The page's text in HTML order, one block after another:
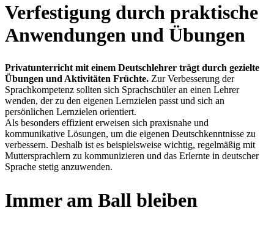
Verfestigung durch praktische
Anwendungen und Übungen
Privatunterricht mit einem Deutschlehrer trägt durch gezielte
Übungen und Aktivitäten Früchte. Zur Verbesserung der
Sprachkompetenz sollten sich Sprachschüler an einen Lehrer
wenden, der zu den eigenen Lernzielen passt und sich an
persönlichen Lernzielen orientiert.
Als besonders effizient erweisen sich praxisnahe und
kommunikative Lösungen, um die eigenen Deutschkenntnisse zu
verbessern. Deshalb ist es beispielsweise wichtig, regelmäßig mit
Muttersprachlern zu kommunizieren und das Erlernte in deutscher
Sprache stetig anzuwenden.
Immer am Ball bleiben